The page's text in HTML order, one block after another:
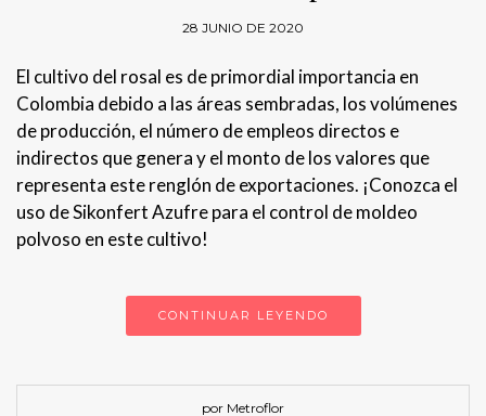
28 JUNIO DE 2020
El cultivo del rosal es de primordial importancia en
Colombia debido a las áreas sembradas, los volúmenes
de producción, el número de empleos directos e
indirectos que genera y el monto de los valores que
representa este renglón de exportaciones. ¡Conozca el
uso de Sikonfert Azufre para el control de moldeo
polvoso en este cultivo!
CONTINUAR LEYENDO
por Metroflor